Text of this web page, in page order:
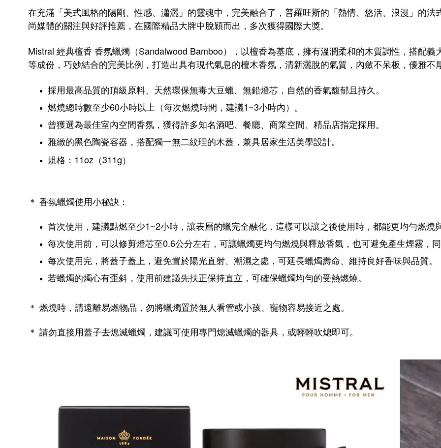
在充滿「美式風格的陽剛、性感、瀟灑」的靈魂中，完美融合了，普羅旺斯的「熱情、悠活、浪漫」 的法
尚媒體的關注與好評推薦， 在國際精品大牌中脫穎而出 ，多次獲得國際大獎。
Mistral 經典檀香 香氛蠟燭（Sandalwood Bamboo）， 以檀香為基底，擁有溫潤柔和的木質調性， 搭配義
等成份，巧妙結合的完美比例，打造出具有現代氣息的檀木香氛，清新灑脫的氣質，內斂不呆板，優雅
採用最高品質的頂級原料、天然環保無毒大豆蠟、無鉛燈芯，自然的香氣馥郁且持久。
燃燒總時數至少60小時以上（每次燃燒時間，建議1~3小時內）。
曾獲選為最佳室內空間香氛，獲得許多知名酒吧、餐廳、商業空間、精品店指定採用。
雅緻的黑色陶瓷容器，搭配獨一無二紋理的木蓋，兼具居家生活美學設計。
規格：11oz（311g）
＊ 香氛蠟燭使用小秘訣：
首次使用，建議點燃至少1~2小時，讓表層的蠟完全融化，這樣可以讓之後使用時，都能更均勻燃燒
每次使用前，可以修剪燈芯至0.6公分左右，可讓蠟燭更均勻燃燒與釋放香氣，也可避免產生煙霧，
每次使用完，將蓋子蓋上，避免置於陽光直射、潮濕之處，可延長蠟燭壽命、維持良好香味與品質。
若蠟燭的燭心有歪斜，使用前建議先扶正保持直立，可確保蠟燭均勻的受熱燃燒。
＊ 燃燒時，請遠離易燃物品，勿將蠟燭置於無人看管或小孩、寵物容易接近之處。
＊ 請勿直接用蓋子去熄滅蠟燭，建議可使用專門熄滅蠟燭的器具，或輕輕吹熄即可。